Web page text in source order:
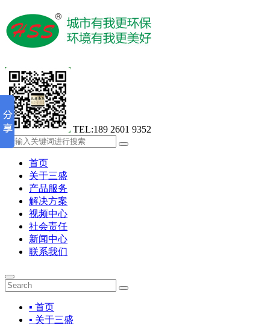
TEL:189 2601 9352
首页
关于三盛
产品服务
解决方案
视频中心
社会责任
新闻中心
联系我们
▪ 首页
▪ 关于三盛